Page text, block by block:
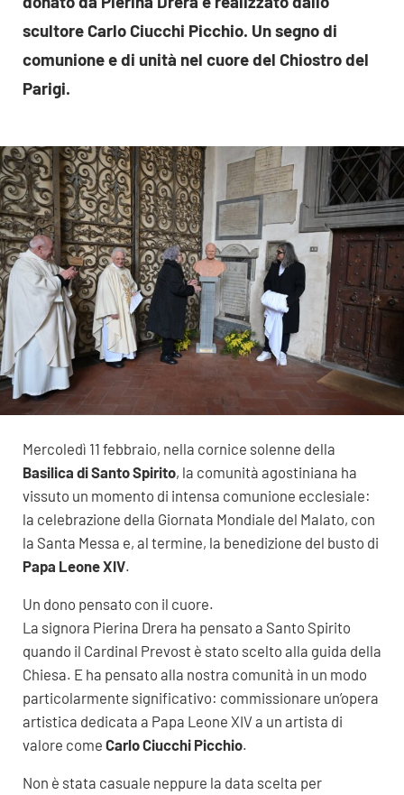
scultore Carlo Ciucchi Picchio. Un segno di
comunione e di unità nel cuore del Chiostro del
Parigi.
Mercoledì 11 febbraio, nella cornice solenne della
Basilica di Santo Spirito, la comunità agostiniana ha
vissuto un momento di intensa comunione ecclesiale:
la celebrazione della Giornata Mondiale del Malato, con
la Santa Messa e, al termine, la benedizione del busto di
Papa Leone XIV.
Un dono pensato con il cuore.
La signora Pierina Drera ha pensato a Santo Spirito
quando il Cardinal Prevost è stato scelto alla guida della
Chiesa. E ha pensato alla nostra comunità in un modo
particolarmente significativo: commissionare un’opera
artistica dedicata a Papa Leone XIV a un artista di
valore come Carlo Ciucchi Picchio.
Non è stata casuale neppure la data scelta per